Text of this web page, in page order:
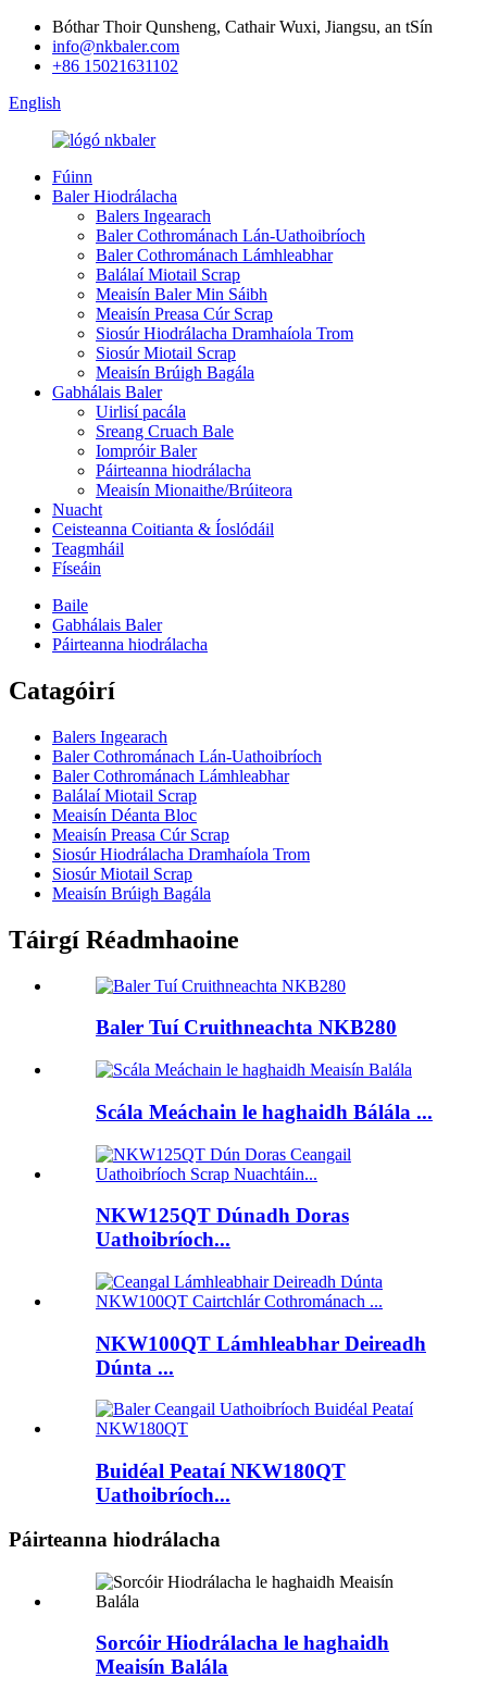
Bóthar Thoir Qunsheng, Cathair Wuxi, Jiangsu, an tSín
info@nkbaler.com
+86 15021631102
English
Fúinn
Baler Hiodrálacha
Balers Ingearach
Baler Cothrománach Lán-Uathoibríoch
Baler Cothrománach Lámhleabhar
Balálaí Miotail Scrap
Meaisín Baler Min Sáibh
Meaisín Preasa Cúr Scrap
Siosúr Hiodrálacha Dramhaíola Trom
Siosúr Miotail Scrap
Meaisín Brúigh Bagála
Gabhálais Baler
Uirlisí pacála
Sreang Cruach Bale
Iompróir Baler
Páirteanna hiodrálacha
Meaisín Mionaithe/Brúiteora
Nuacht
Ceisteanna Coitianta & Íoslódáil
Teagmháil
Físeáin
Baile
Gabhálais Baler
Páirteanna hiodrálacha
Catagóirí
Balers Ingearach
Baler Cothrománach Lán-Uathoibríoch
Baler Cothrománach Lámhleabhar
Balálaí Miotail Scrap
Meaisín Déanta Bloc
Meaisín Preasa Cúr Scrap
Siosúr Hiodrálacha Dramhaíola Trom
Siosúr Miotail Scrap
Meaisín Brúigh Bagála
Táirgí Réadmhaoine
Baler Tuí Cruithneachta NKB280
Scála Meáchain le haghaidh Bálála ...
NKW125QT Dúnadh Doras
Uathoibríoch...
NKW100QT Lámhleabhar Deireadh
Dúnta ...
Buidéal Peataí NKW180QT
Uathoibríoch...
Páirteanna hiodrálacha
Sorcóir Hiodrálacha le haghaidh
Meaisín Balála